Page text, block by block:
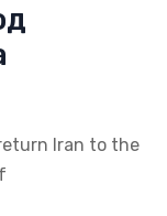
Iran to the